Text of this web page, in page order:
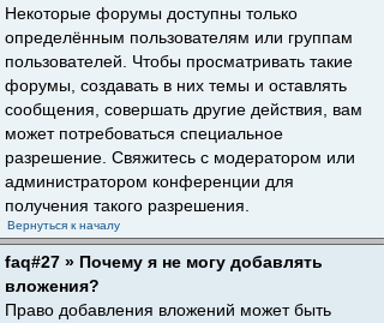
Некоторые форумы доступны только
определённым пользователям или группам
пользователей. Чтобы просматривать такие
форумы, создавать в них темы и оставлять
сообщения, совершать другие действия, вам
может потребоваться специальное
разрешение. Свяжитесь с модератором или
администратором конференции для
получения такого разрешения.
Вернуться к началу
faq#27 » Почему я не могу добавлять
вложения?
Право добавления вложений может быть